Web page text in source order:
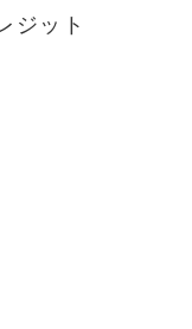
ジット